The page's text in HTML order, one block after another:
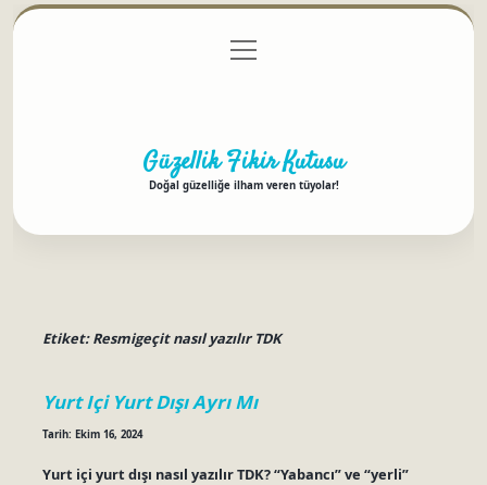
Gizlilik Politikası
menüyü
aç
Güzellik Fikir Kutusu
Doğal güzelliğe ilham veren tüyolar!
Etiket:Resmigeçit nasıl yazılır TDK
Yurt Içi Yurt Dışı Ayrı Mı
Tarih: Ekim 16, 2024
Yurt içi yurt dışı nasıl yazılır TDK? “Yabancı” ve “yerli”